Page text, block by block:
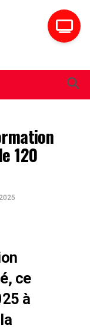
120
ce
à